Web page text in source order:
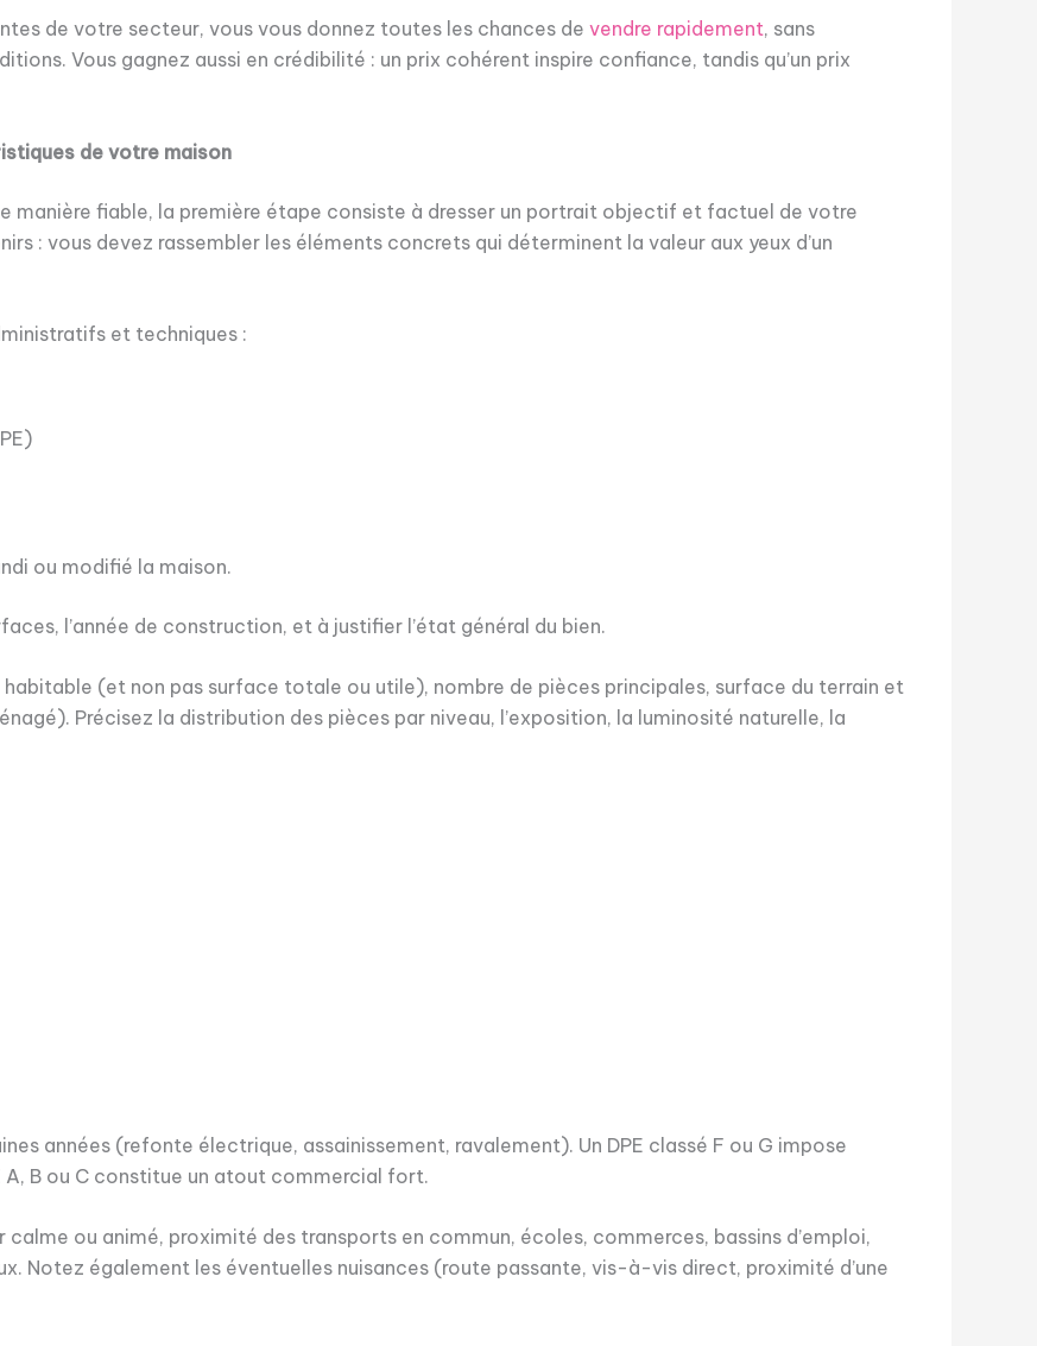
de votre secteur, vous vous donnez toutes les chances de vendre rapidement, sans
Vous gagnez aussi en crédibilité : un prix cohérent inspire confiance, tandis qu’un prix
de votre maison
manière fiable, la première étape consiste à dresser un portrait objectif et factuel de votre
: vous devez rassembler les éléments concrets qui déterminent la valeur aux yeux d’un
et techniques :
ou modifié la maison.
l’année de construction, et à justifier l’état général du bien.
(et non pas surface totale ou utile), nombre de pièces principales, surface du terrain et
Précisez la distribution des pièces par niveau, l’exposition, la luminosité naturelle, la
années (refonte électrique, assainissement, ravalement). Un DPE classé F ou G impose
A, B ou C constitue un atout commercial fort.
calme ou animé, proximité des transports en commun, écoles, commerces, bassins d’emploi,
Notez également les éventuelles nuisances (route passante, vis-à-vis direct, proximité d’une